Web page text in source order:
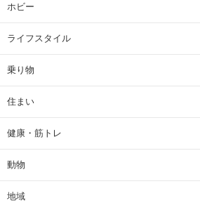
ホビー
ライフスタイル
乗り物
住まい
健康・筋トレ
動物
地域